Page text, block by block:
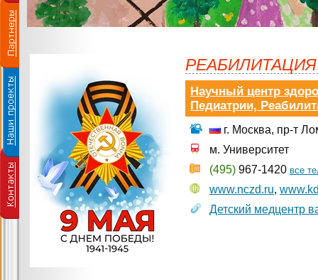
Научный центр
Педиатрии,
г. Москва, пр-т
м. Университет
(495) 967-1420 все
www.nczd.ru,
Детский медцентр